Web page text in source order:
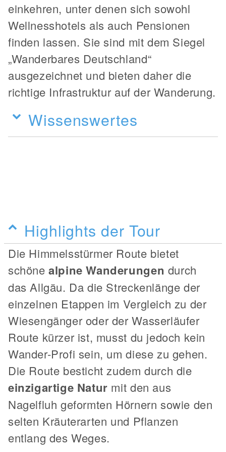
einkehren, unter denen sich sowohl
Wellnesshotels als auch Pensionen
finden lassen. Sie sind mit dem Siegel
„Wanderbares Deutschland“
ausgezeichnet und bieten daher die
richtige Infrastruktur auf der Wanderung.
Wissenswertes
Highlights der Tour
Die Himmelsstürmer Route bietet
schönealpine Wanderungen durch
das Allgäu. Da die Streckenlänge der
einzelnen Etappen im Vergleich zu der
Wiesengänger oder der Wasserläufer
Route kürzer ist, musst du jedoch kein
Wander-Profi sein, um diese zu gehen.
Die Route besticht zudem durch die
einzigartige Natur mit den aus
Nagelfluh geformten Hörnern sowie den
selten Kräuterarten und Pflanzen
entlang des Weges.